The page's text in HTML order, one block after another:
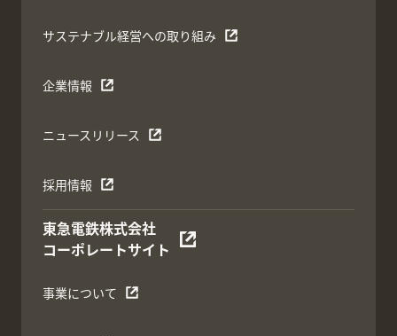
サステナブル経営への取り組み
企業情報
ニュースリリース
採用情報
東急電鉄株式会社
コーポレートサイト
事業について